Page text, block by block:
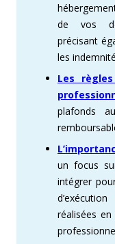
de vos
précisant
les
Les
plafonds
un focus
intégrer
réalisées